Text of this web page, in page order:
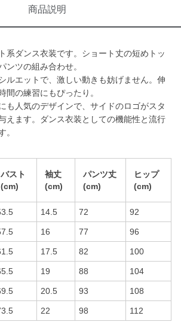
商品説明
系ダンス衣装です。ショート丈の短めトッ
ンツの組み合わせ。
ルエットで、激しい動きも妨げません。伸
間の練習にもぴったり。
も人気のデザインで、サイドのロゴがスタ
えます。ダンス衣装としての機能性と流行
。
バスト
(cm)
袖丈
(cm)
パンツ丈
(cm)
ヒップ
(cm)
14.5 72 92
16 77 96
17.5 82 100
19 88 104
20.5 93 108
22 98 112